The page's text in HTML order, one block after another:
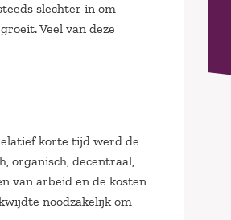
slechter in om
Veel van deze
korte tijd werd de
organisch, decentraal,
van arbeid en de kosten
noodzakelijk om